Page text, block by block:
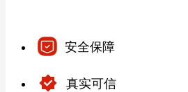
安全保障
真实可信